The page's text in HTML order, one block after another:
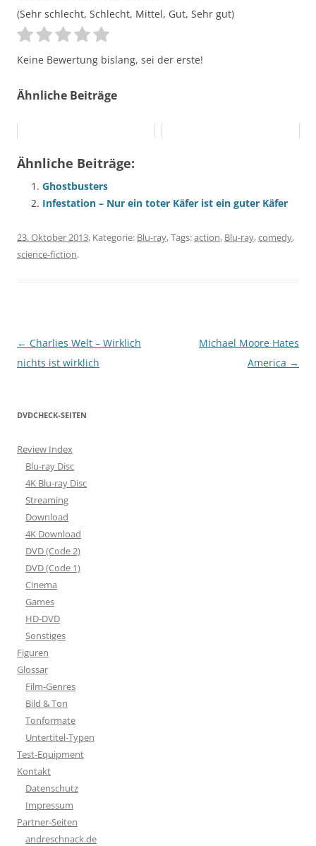
(Sehr schlecht, Schlecht, Mittel, Gut, Sehr gut)
Keine Bewertung bislang, sei der erste!
Ähnliche Beiträge
Ähnliche Beiträge:
Ghostbusters
Infestation – Nur ein toter Käfer ist ein guter Käfer
23. Oktober 2013, Kategorie: Blu-ray, Tags:action, Blu-ray,comedy,
science-fiction.
Beitragsnavigation
← Charlies Welt – Wirklich
nichts ist wirklich
Michael Moore Hates
America →
DVDCHECK-SEITEN
Review Index
Blu-ray Disc
4K Blu-ray Disc
Streaming
Download
4K Download
DVD (Code 2)
DVD (Code 1)
Cinema
Games
HD-DVD
Sonstiges
Figuren
Glossar
Film-Genres
Bild & Ton
Tonformate
Untertitel-Typen
Test-Equipment
Kontakt
Datenschutz
Impressum
Partner-Seiten
andreschnack.de